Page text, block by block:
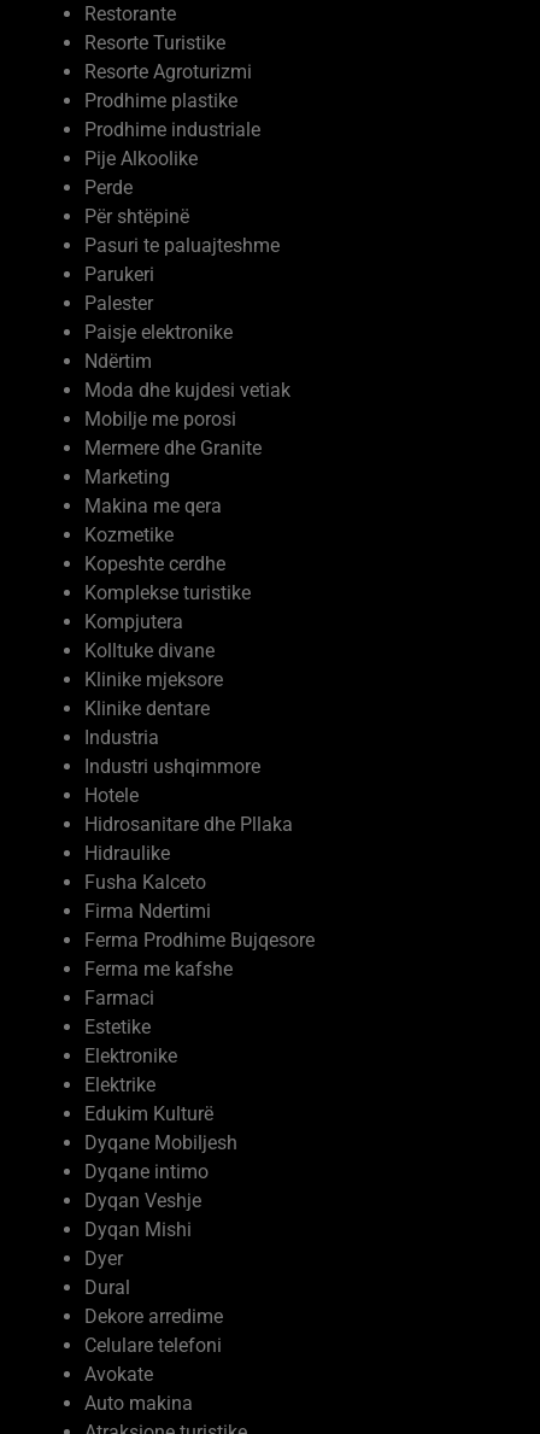
Resorte Turistike
Resorte Agroturizmi
Prodhime plastike
Prodhime industriale
Pije Alkoolike
Perde
Për shtëpinë
Pasuri te paluajteshme
Parukeri
Palester
Paisje elektronike
Ndërtim
Moda dhe kujdesi vetiak
Mobilje me porosi
Mermere dhe Granite
Marketing
Makina me qera
Kozmetike
Kopeshte cerdhe
Komplekse turistike
Kompjutera
Kolltuke divane
Klinike mjeksore
Klinike dentare
Industria
Industri ushqimmore
Hotele
Hidrosanitare dhe Pllaka
Hidraulike
Fusha Kalceto
Firma Ndertimi
Ferma Prodhime Bujqesore
Ferma me kafshe
Farmaci
Estetike
Elektronike
Elektrike
Edukim Kulturë
Dyqane Mobiljesh
Dyqane intimo
Dyqan Veshje
Dyqan Mishi
Dyer
Dural
Dekore arredime
Celulare telefoni
Avokate
Auto makina
Atraksione turistike